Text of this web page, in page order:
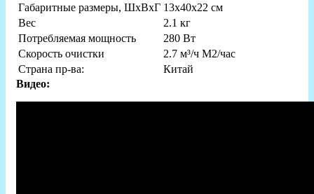
Габаритные размеры, ШхВхГ 13х40х22 см
Вес
2.1 кг
Потребляемая мощность
280 Вт
Скорость очистки
2.7 м³/ч М2/час
Страна пр-ва:
Китай
Видео: